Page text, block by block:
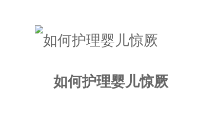
如何护理婴儿惊厥